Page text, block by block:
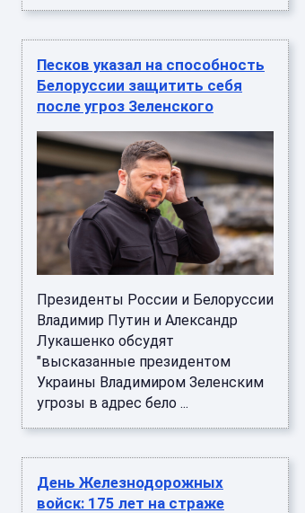
Песков указал на способность
Белоруссии защитить себя
после угроз Зеленского
Президенты России и Белоруссии
Владимир Путин и Александр
Лукашенко обсудят
"высказанные президентом
Украины Владимиром Зеленским
угрозы в адрес бело ...
День Железнодорожных
войск: 175 лет на страже